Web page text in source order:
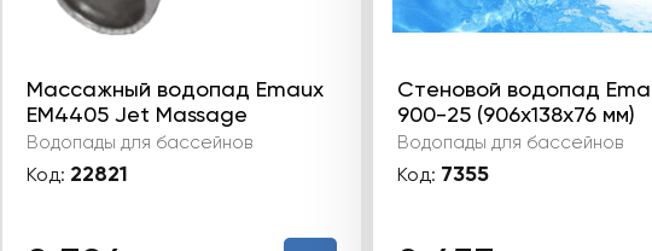
Массажный водопад Emaux
EM4405 Jet Massage
Водопады для бассейнов
Код: 22821
Стеновой водопад
900-25 (906х138х76 мм)
Водопады для бассейнов
Код: 7355